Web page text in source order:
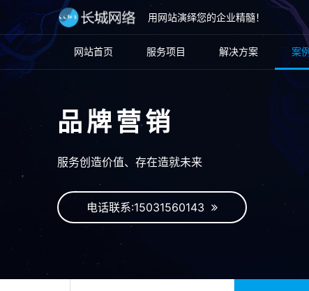
用网站演绎您的企业精髓！
网站首页 服务项目 解决方案 案
品牌营销
服务创造价值、存在造就未来
电话联系:15031560143